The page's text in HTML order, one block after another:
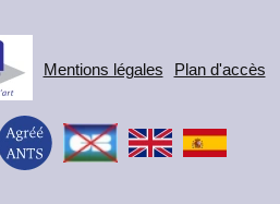
Mentions légales Plan d'accès